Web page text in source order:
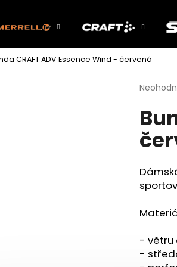
CRAFT ADV Essence Wind - červená
produktu
je
0,0
z
- větru
-
Co potřebujete najít?